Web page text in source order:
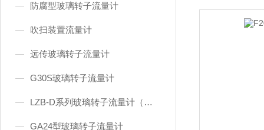
防腐型玻璃转子流量计
吹扫装置流量计
远传玻璃转子流量计
G30S玻璃转子流量计
LZB-D系列玻璃转子流量计（东京流量计）
GA24型玻璃转子流量计